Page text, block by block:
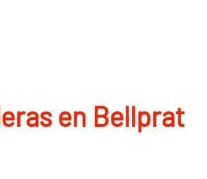
en Bellprat